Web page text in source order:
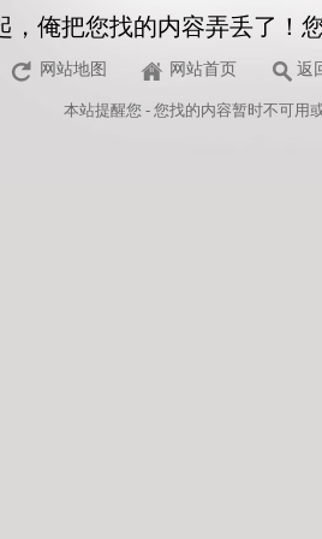
，俺把您找的内容弄丢了！
网站地图 网站首页 返
本站提醒您 - 您找的内容暂时不可用